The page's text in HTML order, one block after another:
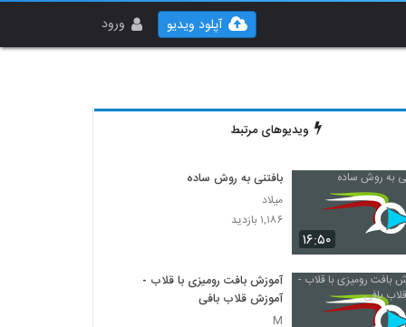
ورود آپلود ویدیو
ویدیوهای مرتبط
۱۶:۵۰
بافتنی به روش ساده
میلاد
۱,۱۸۶ بازدید
آموزش بافت رومیزی با قلاب -
آموزش قلاب بافی
M